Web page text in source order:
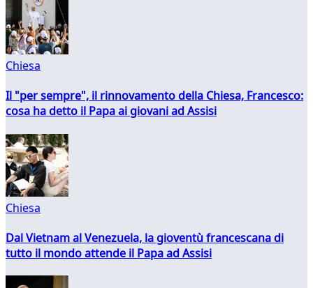
Chiesa
Il "per sempre", il rinnovamento della Chiesa, Francesco:
cosa ha detto il Papa ai giovani ad Assisi
Chiesa
Dal Vietnam al Venezuela, la gioventù francescana di
tutto il mondo attende il Papa ad Assisi